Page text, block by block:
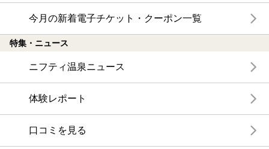
今月の新着電子チケット・クーポン一覧
特集・ニュース
ニフティ温泉ニュース
体験レポート
口コミを見る